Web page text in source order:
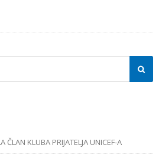
ČLAN KLUBA PRIJATELJA UNICEF-A